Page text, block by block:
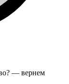
— вернем